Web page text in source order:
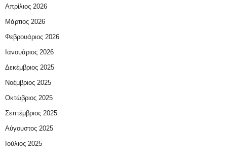
Απρίλιος 2026
Μάρτιος 2026
Φεβρουάριος 2026
Ιανουάριος 2026
Δεκέμβριος 2025
Νοέμβριος 2025
Οκτώβριος 2025
Σεπτέμβριος 2025
Αύγουστος 2025
Ιούλιος 2025